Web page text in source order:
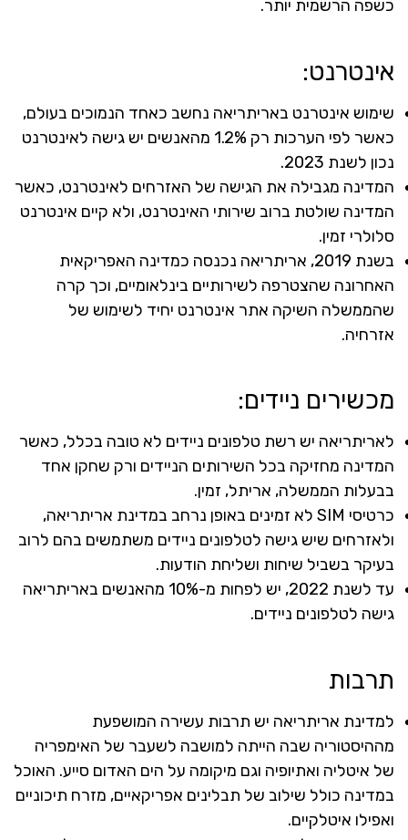
כשפה הרשמית יותר.
אינטרנט:
שימוש אינטרנט באריתריאה נחשב כאחד הנמוכים בעולם,
כאשר לפי הערכות רק 1.2% מהאנשים יש גישה לאינטרנט
נכון לשנת 2023.
המדינה מגבילה את הגישה של האזרחים לאינטרנט, כאשר
המדינה שולטת ברוב שירותי האינטרנט, ולא קיים אינטרנט
סלולרי זמין.
בשנת 2019, אריתריאה נכנסה כמדינה האפריקאית
האחרונה שהצטרפה לשירותיים בינלאומיים, וכך קרה
שהממשלה השיקה אתר אינטרנט יחיד לשימוש של
אזרחיה.
מכשירים ניידים:
לאריתריאה יש רשת טלפונים ניידים לא טובה בכלל, כאשר
המדינה מחזיקה בכל השירותים הניידים ורק שחקן אחד
בבעלות הממשלה, אריתל, זמין.
כרטיסי SIM לא זמינים באופן נרחב במדינת אריתריאה,
ולאזרחים שיש גישה לטלפונים ניידים משתמשים בהם לרוב
בעיקר בשביל שיחות ושליחת הודעות.
עד לשנת 2022, יש לפחות מ-10% מהאנשים באריתריאה
גישה לטלפונים ניידים.
תרבות
למדינת אריתריאה יש תרבות עשירה המושפעת
מההיסטוריה שבה הייתה למושבה לשעבר של האימפריה
של איטליה ואתיופיה וגם מיקומה על הים האדום סייע. האוכל
במדינה כולל שילוב של תבלינים אפריקאיים, מזרח תיכוניים
ואפילו איטלקיים.